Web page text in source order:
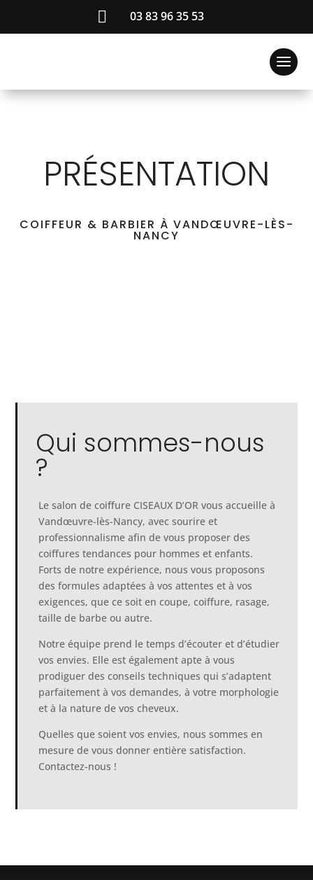
 03 83 96 35 53
PRÉSENTATION
COIFFEUR & BARBIER À VANDŒUVRE-LÈS-
NANCY
Qui sommes-nous
?
Le salon de coiffure CISEAUX D’OR vous accueille à
Vandœuvre-lès-Nancy, avec sourire et
professionnalisme afin de vous proposer des
coiffures tendances pour hommes et enfants.
Forts de notre expérience, nous vous proposons
des formules adaptées à vos attentes et à vos
exigences, que ce soit en coupe, coiffure, rasage,
taille de barbe ou autre.
Notre équipe prend le temps d’écouter et d’étudier
vos envies. Elle est également apte à vous
prodiguer des conseils techniques qui s’adaptent
parfaitement à vos demandes, à votre morphologie
et à la nature de vos cheveux.
Quelles que soient vos envies, nous sommes en
mesure de vous donner entière satisfaction.
Contactez-nous !